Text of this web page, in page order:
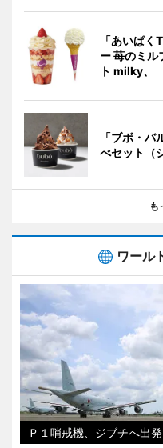
「あいぱ
ー 苺のミル
ト milky、
「ブボ・
べセット（
も
ワール
Ｐ１哨戒機、ジブチへ出発